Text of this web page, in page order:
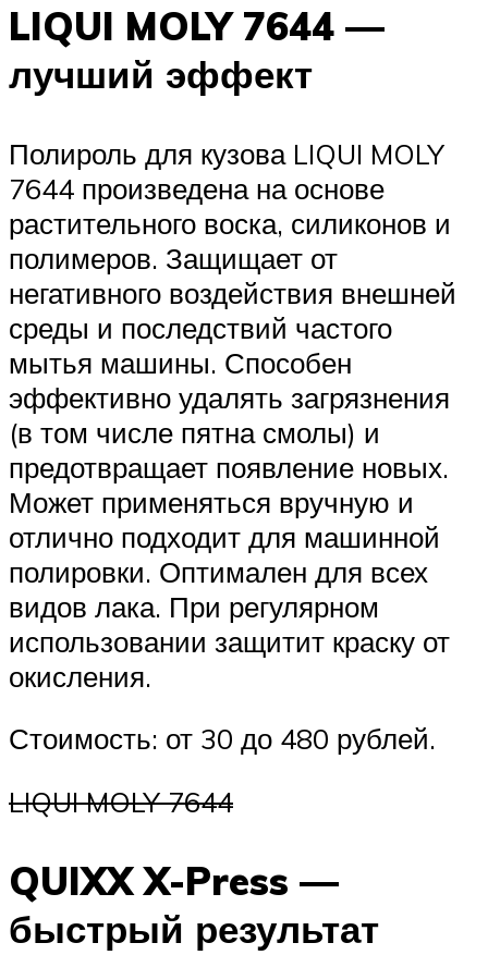
LIQUI MOLY 7644 —
лучший эффект
Полироль для кузова LIQUI MOLY
7644 произведена на основе
растительного воска, силиконов и
полимеров. Защищает от
негативного воздействия внешней
среды и последствий частого
мытья машины. Способен
эффективно удалять загрязнения
(в том числе пятна смолы) и
предотвращает появление новых.
Может применяться вручную и
отлично подходит для машинной
полировки. Оптимален для всех
видов лака. При регулярном
использовании защитит краску от
окисления.
Стоимость: от 30 до 480 рублей.
LIQUI MOLY 7644
QUIXX X-Press —
быстрый результат